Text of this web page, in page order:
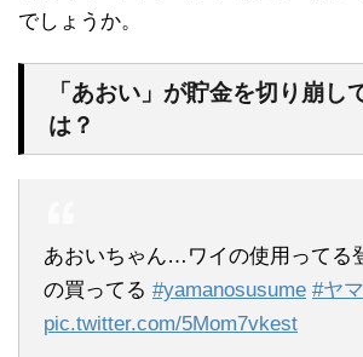
でしょうか。
「あおい」が貯金を切り崩し
は？
あおいちゃん…ワイの使用ってる
の買ってる #yamanosusume #ヤ
pic.twitter.com/5Mom7vkest